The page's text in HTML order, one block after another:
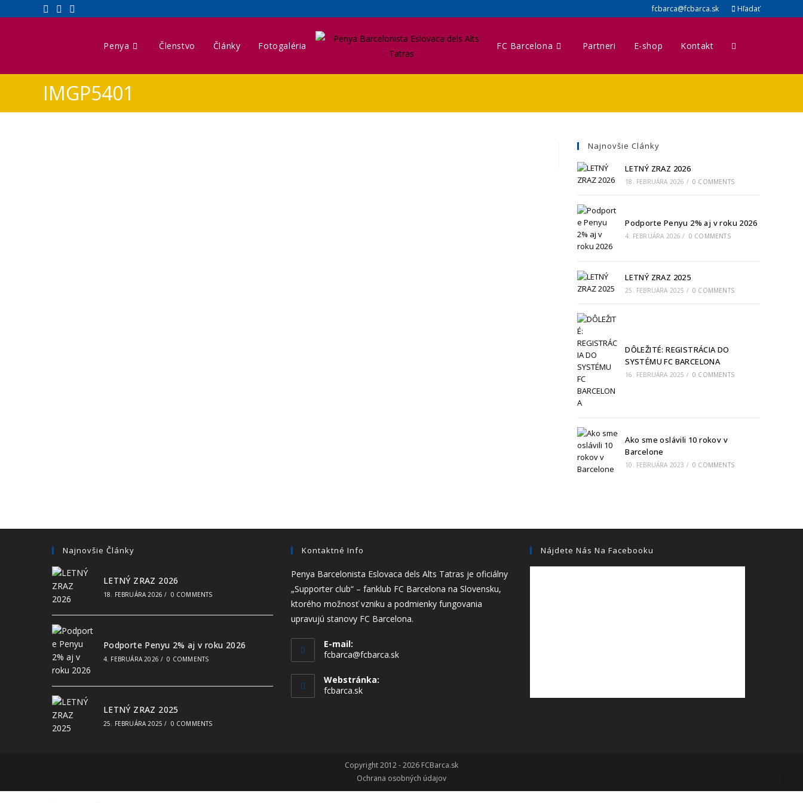
fcbarca@fcbarca.sk Hľadať
Penya Členstvo Články Fotogaléria FC Barcelona Partneri E-shop Kontakt
IMGP5401
Najnovšie Clánky
LETNÝ ZRAZ 2026
18. FEBRUÁRA 2026 / 0 COMMENTS
Podporte Penyu 2% aj v roku 2026
4. FEBRUÁRA 2026 / 0 COMMENTS
LETNÝ ZRAZ 2025
25. FEBRUÁRA 2025 / 0 COMMENTS
DÔLEŽITÉ: REGISTRÁCIA DO
SYSTÉMU FC BARCELONA
16. FEBRUÁRA 2025 / 0 COMMENTS
Ako sme oslávili 10 rokov v
Barcelone
10. FEBRUÁRA 2023 / 0 COMMENTS
Najnovšie Články
LETNÝ ZRAZ 2026
18. FEBRUÁRA 2026 / 0 COMMENTS
Podporte Penyu 2% aj v roku 2026
4. FEBRUÁRA 2026 / 0 COMMENTS
LETNÝ ZRAZ 2025
25. FEBRUÁRA 2025 / 0 COMMENTS
Kontaktné Info
Penya Barcelonista Eslovaca dels Alts Tatras je oficiálny
„Supporter club“ – fanklub FC Barcelona na Slovensku,
ktorého možnosť vzniku a podmienky fungovania
upravujú stanovy FC Barcelona.
E-mail:
fcbarca@fcbarca.sk
Webstránka:
fcbarca.sk
Nájdete Nás Na Facebooku
Copyright 2012 - 2026 FCBarca.sk
Ochrana osobných údajov